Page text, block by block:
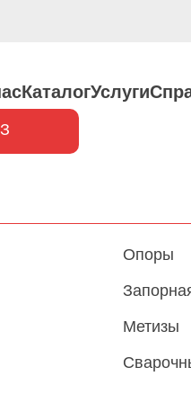
КаталогУслуги
Опоры
Метизы